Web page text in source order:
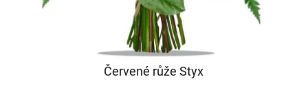
Červené růže Styx